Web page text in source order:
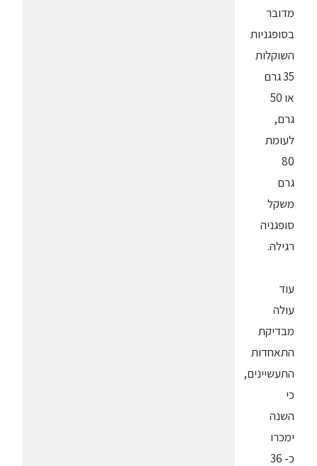
מדובר
בסופגניות
השוקלות
35 גרם
או 50
גרם,
לעומת
80
גרם
משקל
סופגניה
רגילה.
עוד
עולה
מבדיקת
התאחדות
התעשיינים,
כי
השנה
ימכרו
כ- 36